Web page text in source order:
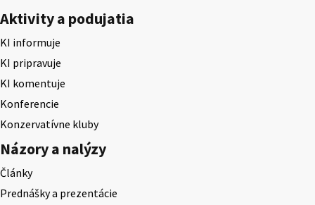
Aktivity a podujatia
KI informuje
KI pripravuje
KI komentuje
Konferencie
Konzervatívne kluby
Názory a nalýzy
Články
Prednášky a prezentácie